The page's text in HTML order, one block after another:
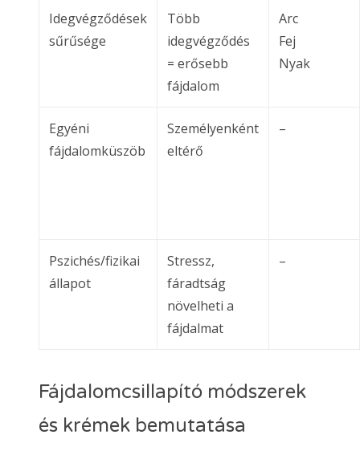
Idegvégződések
sűrűsége
Több
idegvégződés
= erősebb
fájdalom
Arc
Fej
Nyak
Egyéni
fájdalomküszöb
Személyenként
eltérő
–
Pszichés/fizikai
állapot
Stressz,
fáradtság
növelheti a
fájdalmat
–
Fájdalomcsillapító módszerek
és krémek bemutatása